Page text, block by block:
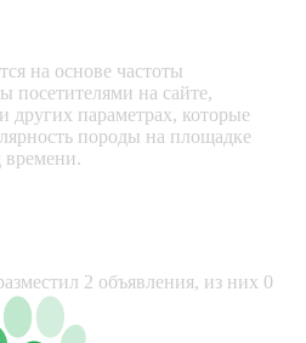
на основе частоты
посетителями на сайте,
других параметрах, которые
породы на площадке
времени.
2 объявления, из них 0